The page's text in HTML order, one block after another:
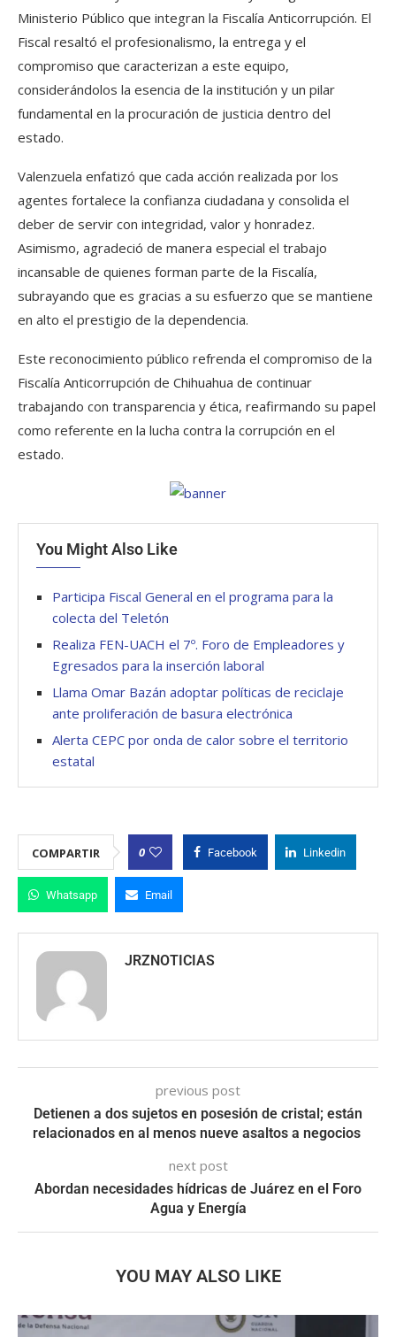
Ministerio Público que integran la Fiscalía Anticorrupción. El
Fiscal resaltó el profesionalismo, la entrega y el
compromiso que caracterizan a este equipo,
considerándolos la esencia de la institución y un pilar
fundamental en la procuración de justicia dentro del
estado.
Valenzuela enfatizó que cada acción realizada por los
agentes fortalece la confianza ciudadana y consolida el
deber de servir con integridad, valor y honradez.
Asimismo, agradeció de manera especial el trabajo
incansable de quienes forman parte de la Fiscalía,
subrayando que es gracias a su esfuerzo que se mantiene
en alto el prestigio de la dependencia.
Este reconocimiento público refrenda el compromiso de la
Fiscalía Anticorrupción de Chihuahua de continuar
trabajando con transparencia y ética, reafirmando su papel
como referente en la lucha contra la corrupción en el
estado.
You Might Also Like
Participa Fiscal General en el programa para la
colecta del Teletón
Realiza FEN-UACH el 7º. Foro de Empleadores y
Egresados para la inserción laboral
Llama Omar Bazán adoptar políticas de reciclaje
ante proliferación de basura electrónica
Alerta CEPC por onda de calor sobre el territorio
estatal
COMPARTIR 0 Facebook Linkedin
Whatsapp Email
JRZNOTICIAS
previous post
Detienen a dos sujetos en posesión de cristal; están
relacionados en al menos nueve asaltos a negocios
next post
Abordan necesidades hídricas de Juárez en el Foro
Agua y Energía
YOU MAY ALSO LIKE